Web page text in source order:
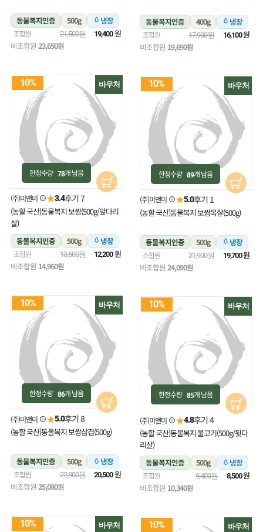
동물복지인증 500g 냉장
조합원 21,500원 19,400원
비조합원 23,650원
동물복지인증 400g 냉장
조합원 17,900원 16,100원
비조합원 19,690원
바우처
10%
한정수량 78개 남음
(주)미앤미 ★3.4후기 7
(농할 국산)동물복지 보쌈(500g/앞다리
살)
동물복지인증
500g 냉장
조합원 13,600원 12,200원
비조합원 14,960원
바우처
10%
한정수량 89개 남음
(주)미앤미 ★5.0후기 1
(농할 국산)동물복지 보쌈목살(500g)
동물복지인증 500g 냉장
조합원 21,900원 19,700원
비조합원 24,090원
바우처
10%
한정수량 86개 남음
(주)미앤미 ★5.0후기 8
(농할 국산)동물복지 보쌈삼겹(500g)
동물복지인증 500g 냉장
조합원 22,800원 20,500원
비조합원 25,080원
바우처
10%
한정수량 85개 남음
(주)미앤미 ★4.8후기 4
(농할 국산)동물복지 불고기(500g/뒷다
리살)
동물복지인증
500g 냉장
조합원 9,400원 8,500원
비조합원 10,340원
바우처
10% 바우처
10%